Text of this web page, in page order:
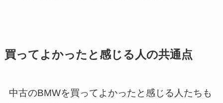
買ってよかったと感じる人の共通点
中古のBMWを買ってよかったと感じる人たちも